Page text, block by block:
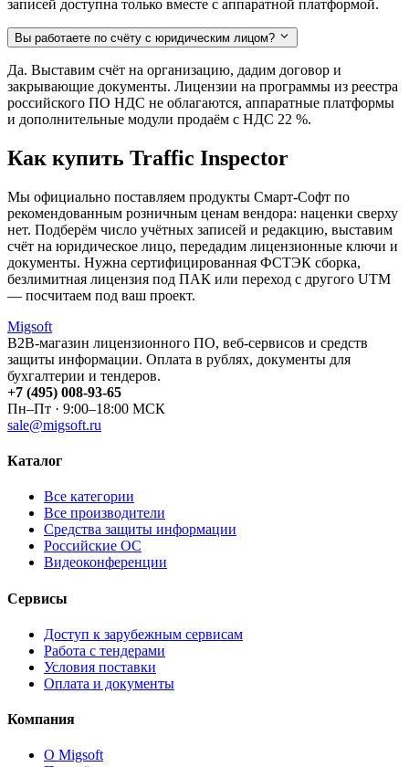
записей доступна только вместе с аппаратной платформой.
Вы работаете по счёту с юридическим лицом?
Да. Выставим счёт на организацию, дадим договор и
закрывающие документы. Лицензии на программы из реестра
российского ПО НДС не облагаются, аппаратные платформы
и дополнительные модули продаём с НДС 22 %.
Как купить Traffic Inspector
Мы официально поставляем продукты Смарт-Софт по
рекомендованным розничным ценам вендора: наценки сверху
нет. Подберём число учётных записей и редакцию, выставим
счёт на юридическое лицо, передадим лицензионные ключи и
документы. Нужна сертифицированная ФСТЭК сборка,
безлимитная лицензия под ПАК или переход с другого UTM
— посчитаем под ваш проект.
Migsoft
B2B-магазин лицензионного ПО, веб-сервисов и средств
защиты информации. Оплата в рублях, документы для
бухгалтерии и тендеров.
+7 (495) 008-93-65
Пн–Пт · 9:00–18:00 МСК
sale@migsoft.ru
Каталог
Все категории
Все производители
Средства защиты информации
Российские ОС
Видеоконференции
Сервисы
Доступ к зарубежным сервисам
Работа с тендерами
Условия поставки
Оплата и документы
Компания
О Migsoft